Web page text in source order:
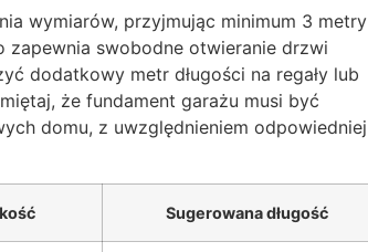
wymiarów, przyjmując minimum 3 metry
zapewnia swobodne otwieranie drzwi
dodatkowy metr długości na regały lub
że fundament garażu musi być
domu, z uwzględnieniem odpowiedniej
Sugerowana długość